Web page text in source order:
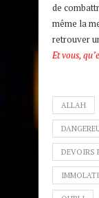
de
même la
retrouver
Et vous,
ALLAH
DEVOIRS